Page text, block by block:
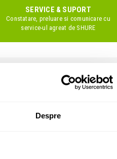
Despre
SERVICE & SUPORT
Constatare, preluare si comunicare cu
service-ul agreat deSHURE